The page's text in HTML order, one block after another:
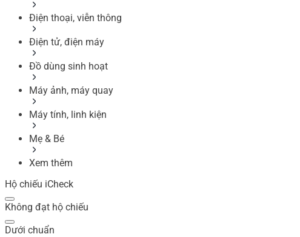
Điện thoại, viễn thông
Điện tử, điện máy
Đồ dùng sinh hoạt
Máy ảnh, máy quay
Máy tính, linh kiện
Mẹ & Bé
Xem thêm
Hộ chiếu iCheck
Không đạt hộ chiếu
Dưới chuẩn